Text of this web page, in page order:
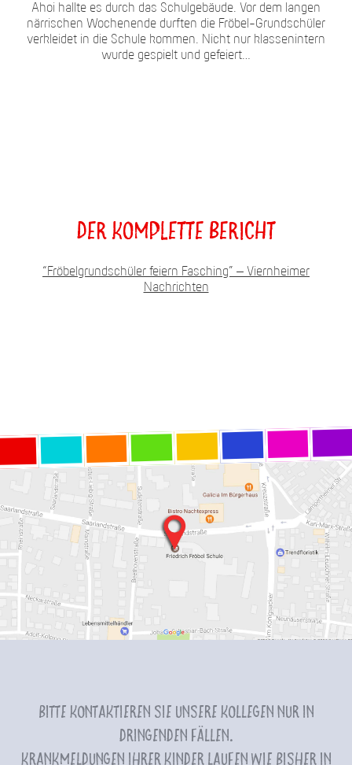
Ahoi hallte es durch das Schulgebäude. Vor dem langen
närrischen Wochenende durften die Fröbel-Grundschüler
verkleidet in die Schule kommen. Nicht nur klassenintern
wurde gespielt und gefeiert…
Der komplette Bericht
“Fröbelgrundschüler feiern Fasching” – Viernheimer
Nachrichten
Bitte kontaktieren Sie unsere Kollegen nur in
dringenden Fällen.
Krankmeldungen Ihrer Kinder laufen wie bisher in